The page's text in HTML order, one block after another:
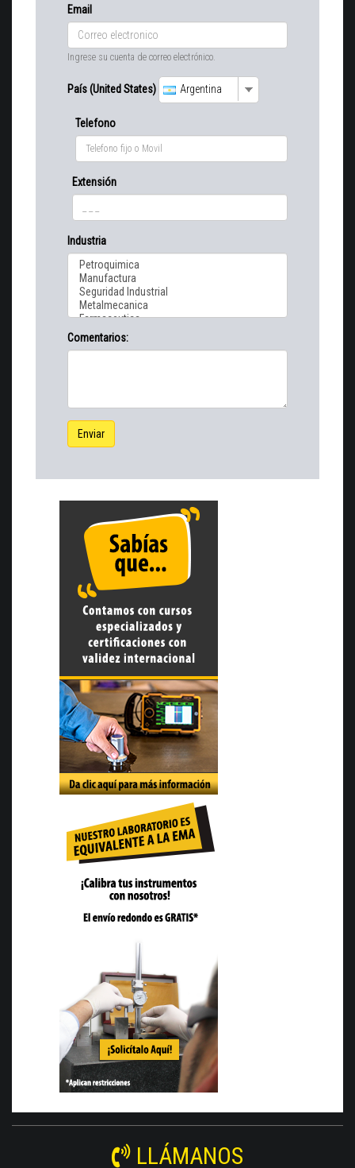
Email
Ingrese su cuenta de correo electrónico.
País (United States) Argentina
Telefono
Extensión
Industria
Comentarios:
Enviar
LLÁMANOS